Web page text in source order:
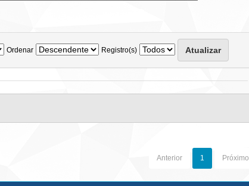
Ordenar Registro(s)
Anterior 1 Próximo